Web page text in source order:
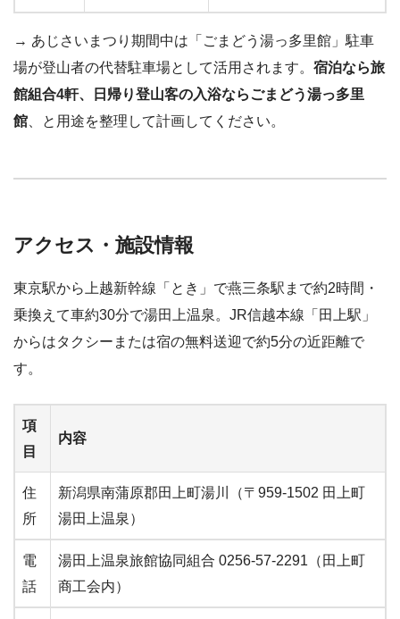
→ あじさいまつり期間中は「ごまどう湯っ多里館」駐車
場が登山者の代替駐車場として活用されます。 宿泊なら旅
館組合4軒、日帰り登山客の入浴ならごまどう湯っ多里
館 、と用途を整理して計画してください。
アクセス・施設情報
東京駅から上越新幹線「とき」で燕三条駅まで約2時間・
乗換えて車約30分で湯田上温泉。JR信越本線「田上駅」
からはタクシーまたは宿の無料送迎で約5分の近距離で
す。
項
目
内容
住
所
新潟県南蒲原郡田上町湯川（〒959-1502 田上町
湯田上温泉）
電
話
湯田上温泉旅館協同組合 0256-57-2291（田上町
商工会内）